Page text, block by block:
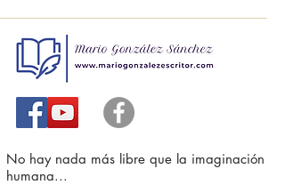
No hay nada más libre que la imaginación
humana...